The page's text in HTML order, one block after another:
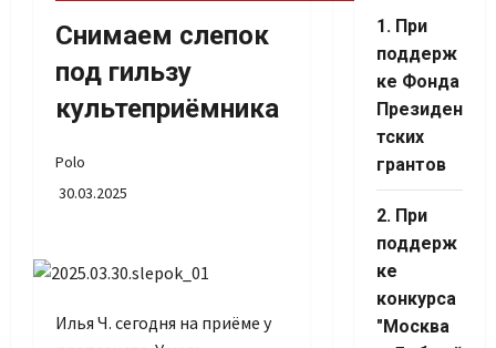
Снимаем слепок
под гильзу
культеприёмника
Polo
30.03.2025
Илья Ч. сегодня на приёме у
1. При
поддерж
ке Фонда
Президен
тских
грантов
2. При
поддерж
ке
конкурса
"Москва